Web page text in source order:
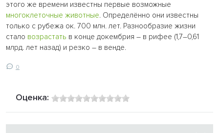
этого же времени известны первые возможные
многоклеточные животные. Определённо они известны
только с рубежа ок. 700 млн. лет. Разнообразие жизни
стало возрастать в конце докембрия – в рифее (1,7–0,61
млрд. лет назад) и резко – в венде.
0
Оценка: